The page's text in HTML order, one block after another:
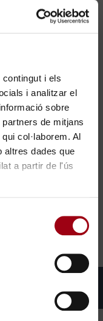
i els
i analitzar el
sobre
de mitjans
col·laborem. Al
altres dades que
a partir de l'ús
Usuari
Avançat
amb nosaltres